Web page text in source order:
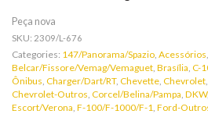
Peça nova
SKU: 2309/L-676
Categories: 147/Panorama/Spazio, Acessórios,
Belcar/Fissore/Vemag/Vemaguet, Brasília, C-
Ônibus, Charger/Dart/RT, Chevette, Chevrolet,
Chevrolet-Outros, Corcel/Belina/Pampa, DKW,
Escort/Verona, F-100/F-1000/F-1, Ford-